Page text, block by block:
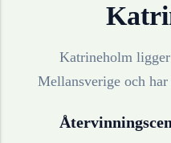
Katrineholm
Mellansverige och